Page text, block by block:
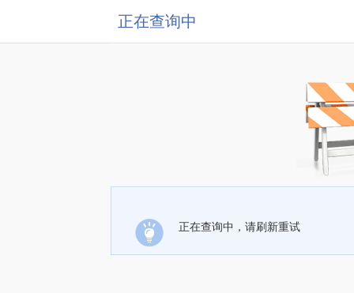
正在查询中
正在查询中，请刷新重试